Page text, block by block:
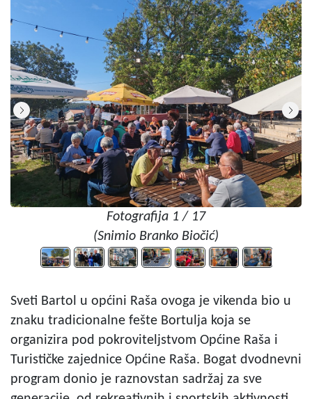
Fotografija 1 / 17
(Snimio Branko Biočić)
Sveti Bartol u općini Raša ovoga je vikenda bio u
znaku tradicionalne fešte Bortulja koja se
organizira pod pokroviteljstvom Općine Raša i
Turističke zajednice Općine Raša. Bogat dvodnevni
program donio je raznovstan sadržaj za sve